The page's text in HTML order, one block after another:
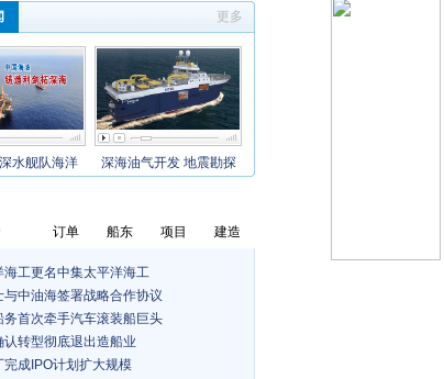
更多
水舰队海洋 深海油气开发 地震勘探
建造
项目
船东
订单
海工更名中集太平洋海工
与中油海签署战略合作协议
务首次牵手汽车滚装船巨头
认转型彻底退出造船业
完成IPO计划扩大规模